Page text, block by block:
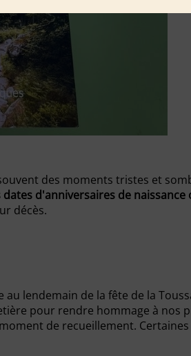
des moments tristes et
d'anniversaires de
décès.
au lendemain de la fête de la
pour rendre hommage à nos
de recueillement.